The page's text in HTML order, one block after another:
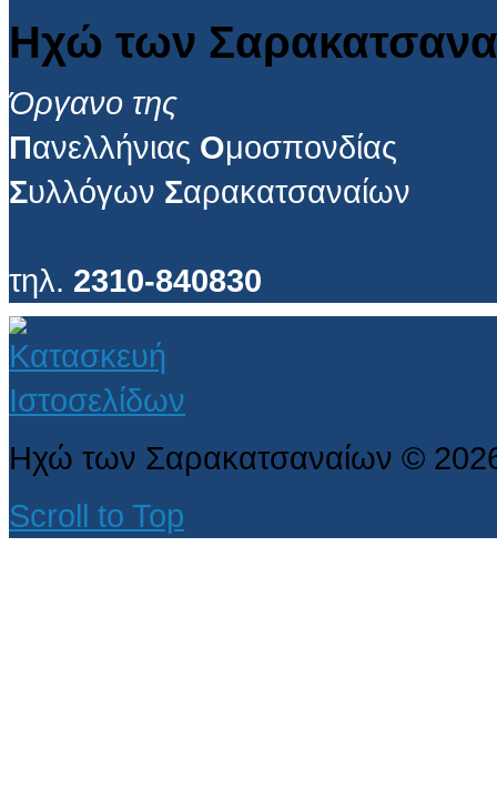
Ηχώ των
Όργανο της
Πανελλήνιας Ομοσπονδίας
Συλλόγων Σαρακατσαναίων
τηλ. 2310-840830
Ηχώ των Σαρακατσαναίων ©
Scroll to Top